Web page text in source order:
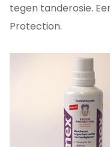
tegen tanderosie.
Protection.